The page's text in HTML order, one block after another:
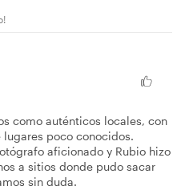
como auténticos locales, con
poco conocidos.
aficionado y Rubio hizo
a sitios donde pudo sacar
sin duda.